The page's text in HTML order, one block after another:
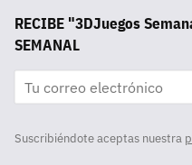
RECIBE "3DJuegos
SEMANAL
Suscribiéndote aceptas nuestra